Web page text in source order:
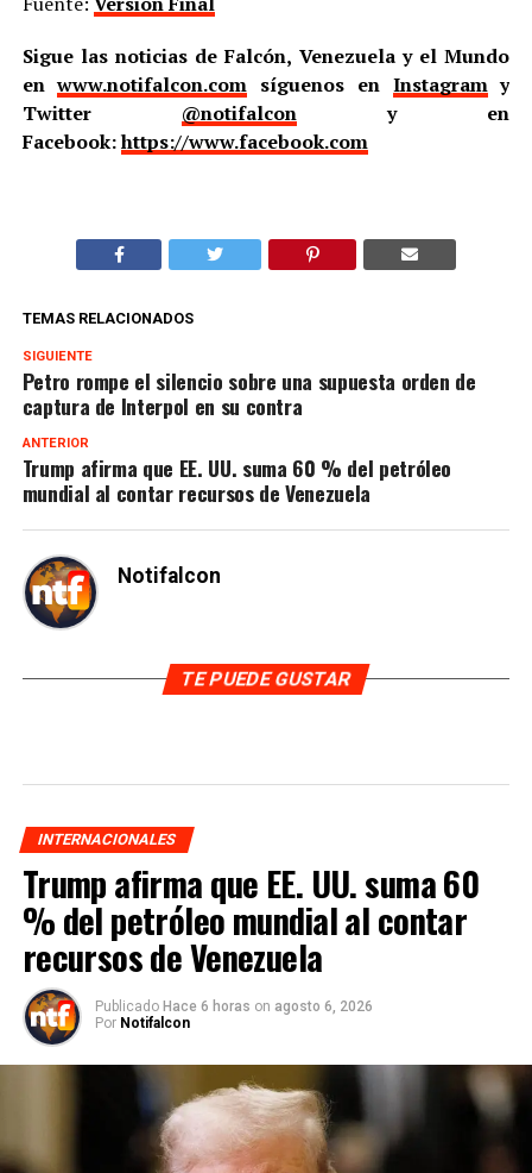
Sigue las noticias de Falcón, Venezuela y el Mundo
enwww.notifalcon.com síguenos en Instagramy
Twitter @notifalcony en
Facebook:https://www.facebook.com
TEMAS RELACIONADOS
SIGUIENTE
Petro rompe el silencio sobre una supuesta orden de
captura de Interpol en su contra
ANTERIOR
Trump afirma que EE. UU. suma 60 % del petróleo
mundial al contar recursos de Venezuela
Notifalcon
TE PUEDE GUSTAR
INTERNACIONALES
Trump afirma que EE. UU. suma 60
% del petróleo mundial al contar
recursos de Venezuela
Publicado Hace 6 horas on agosto 6, 2026
Por Notifalcon